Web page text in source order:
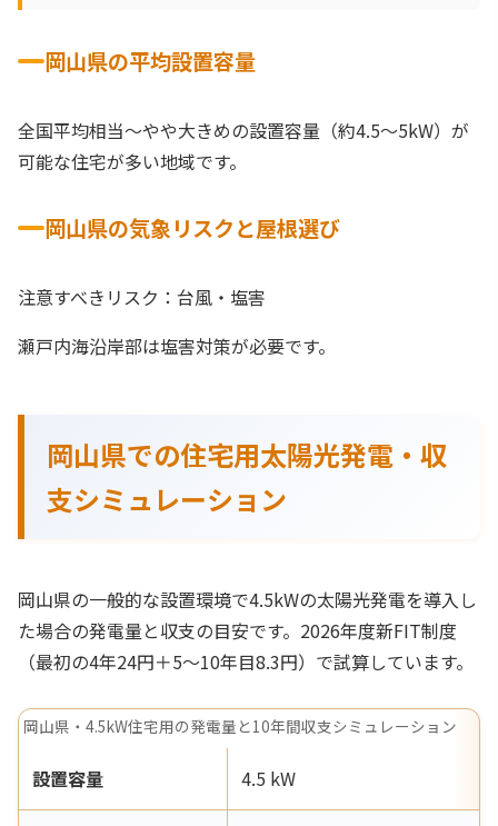
岡山県の平均設置容量
全国平均相当〜やや大きめの設置容量（約4.5〜5kW）が
可能な住宅が多い地域です。
岡山県の気象リスクと屋根選び
注意すべきリスク：台風・塩害
瀬戸内海沿岸部は塩害対策が必要です。
岡山県での住宅用太陽光発電・収
支シミュレーション
岡山県の一般的な設置環境で4.5kWの太陽光発電を導入し
た場合の発電量と収支の目安です。2026年度新FIT制度
（最初の4年24円＋5〜10年目8.3円）で試算しています。
岡山県・4.5kW住宅用の発電量と10年間収支シミュレーション
設置容量 4.5 kW